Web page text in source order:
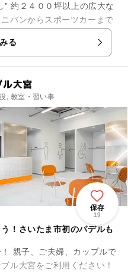
な
バンからスポーツカーまで
！そして、ガリバー在庫約
る
大宮
, 教室・習い事
保存
19
！さいたま市初のパデルも
親子、ご夫婦、カップルで
ル大宮をご利用ください！